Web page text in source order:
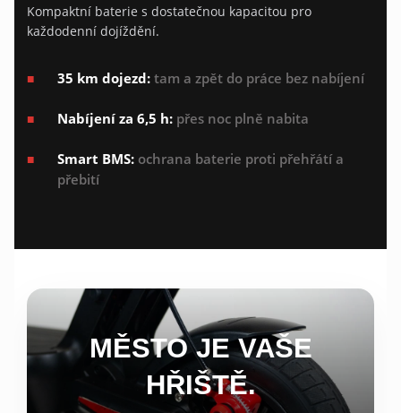
Kompaktní baterie s dostatečnou kapacitou pro
každodenní dojíždění.
35 km dojezd: tam a zpět do práce bez nabíjení
Nabíjení za 6,5 h: přes noc plně nabita
Smart BMS: ochrana baterie proti přehřátí a
přebití
MĚSTO JE VAŠE
HŘIŠTĚ.